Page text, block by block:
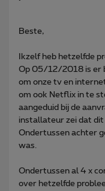
Beste,
Ikzelf heb hetzelfde
Op 05/12/2018 is er
om onze tv en
om ook Netflix in te
aangeduid bij de
installateur zei dat dit
Ondertussen achter
was.
Ondertussen al 4 x
over hetzelfde